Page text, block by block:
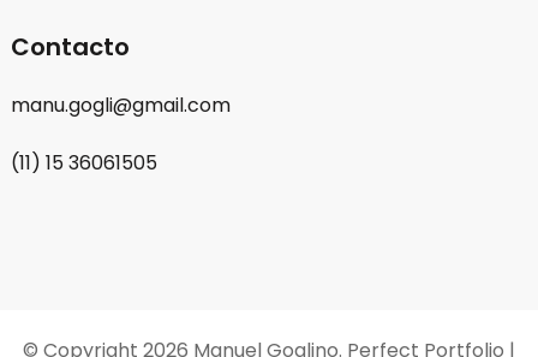
Contacto
manu.gogli@gmail.com
(11) 15 36061505
© Copyright 2026 Manuel Goglino. Perfect Portfolio |